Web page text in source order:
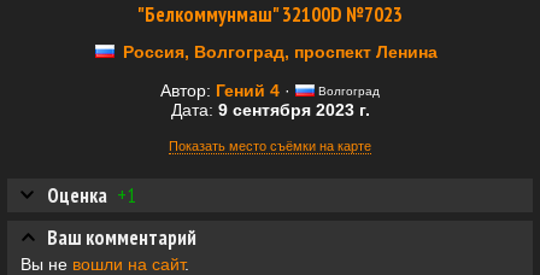
"Белкоммунмаш" 32100D №7023
Россия, Волгоград, проспект Ленина
Автор: Гений 4 · Волгоград
Дата: 9 сентября 2023 г.
Показать место съёмки на карте
Оценка +1
Ваш комментарий
Вы не вошли на сайт.